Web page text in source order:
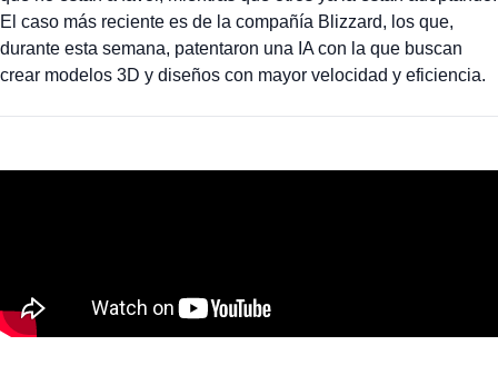
El caso más reciente es de la compañía Blizzard, los que,
durante esta semana, patentaron una IA con la que buscan
crear modelos 3D y diseños con mayor velocidad y eficiencia.